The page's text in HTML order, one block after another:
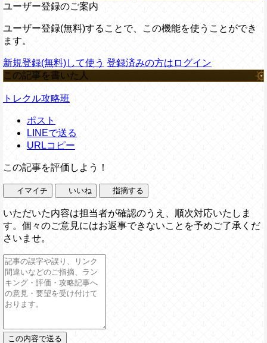
ユーザー登録のご案内
ユーザー登録(無料)することで、この機能を使うことができ
ます。
新規登録(無料)して使う 登録済みの方はログイン
この記事を書いた人
トレクル攻略班
ポスト
LINEで送る
URLコピー
この記事を評価しよう！
イマイチ いいね 指摘する
いただいた内容は担当者が確認のうえ、順次対応いたしま
す。個々のご意見にはお返事できないことを予めご了承くだ
さいませ。